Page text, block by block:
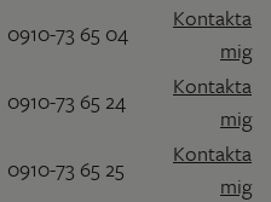
0910-73 65 04
Kontakta
mig
0910-73 65 24
Kontakta
mig
0910-73 65 25
Kontakta
mig